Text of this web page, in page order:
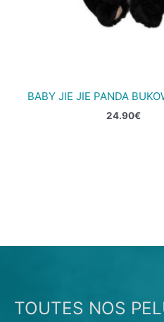
BABY JIE JIE PANDA
24.90€
TOUTES NOS